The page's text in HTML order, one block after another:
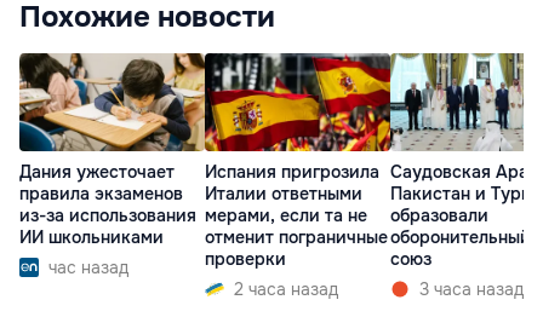
Похожие новости
Дания ужесточает
правила экзаменов
из-за использования
ИИ школьниками
час назад
Испания пригрозила
Италии ответными
мерами, если та не
отменит пограничные
проверки
2 часа назад
Саудовская
Пакистан и
образовали
оборонительный
союз
3 часа назад